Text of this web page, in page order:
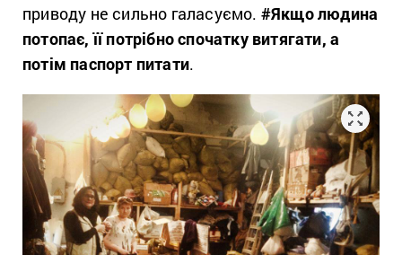
приводу не сильно галасуємо. #Якщо людина
потопає, її потрібно спочатку витягати, а
потім паспорт питати.